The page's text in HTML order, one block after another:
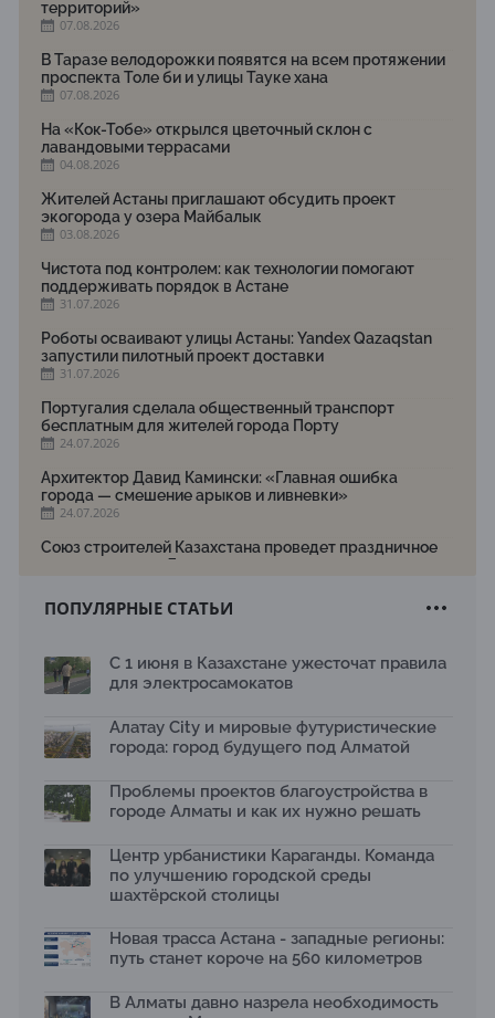
территорий»
07.08.2026
В Таразе велодорожки появятся на всем протяжении
проспекта Толе би и улицы Тауке хана
07.08.2026
На «Кок-Тобе» открылся цветочный склон с
лавандовыми террасами
04.08.2026
Жителей Астаны приглашают обсудить проект
экогорода у озера Майбалык
03.08.2026
Чистота под контролем: как технологии помогают
поддерживать порядок в Астане
31.07.2026
Роботы осваивают улицы Астаны: Yandex Qazaqstan
запустили пилотный проект доставки
31.07.2026
Португалия сделала общественный транспорт
бесплатным для жителей города Порту
24.07.2026
Архитектор Давид Камински: «Главная ошибка
города — смешение арыков и ливневки»
24.07.2026
Союз строителей Казахстана проведет праздничное
мероприятие ко Дню строителя
Новый Строительный кодекс: что изменилось для
Бауыржана Байбахтиева
17.07.2026
рободоставки в Астане
15.07.2026
2026 принимает заявки до 31 июля
13.07.2026
темой новой выставки в «Целинном»
13.07.2026
Қазақстан»: воспитанники подарили вторую жизнь
отходам
08.07.2026
Ко Дню столицы в Нуре благоустроили шесть
ПОПУЛЯРНЫЕ СТАТЬИ
С 1 июня в Казахстане ужесточат правила
для электросамокатов
Алатау City и мировые футуристические
города: город будущего под Алматой
Проблемы проектов благоустройства в
городе Алматы и как их нужно решать
Центр урбанистики Караганды. Команда
по улучшению городской среды
шахтёрской столицы
Новая трасса Астана - западные регионы:
путь станет короче на 560 километров
В Алматы давно назрела необходимость